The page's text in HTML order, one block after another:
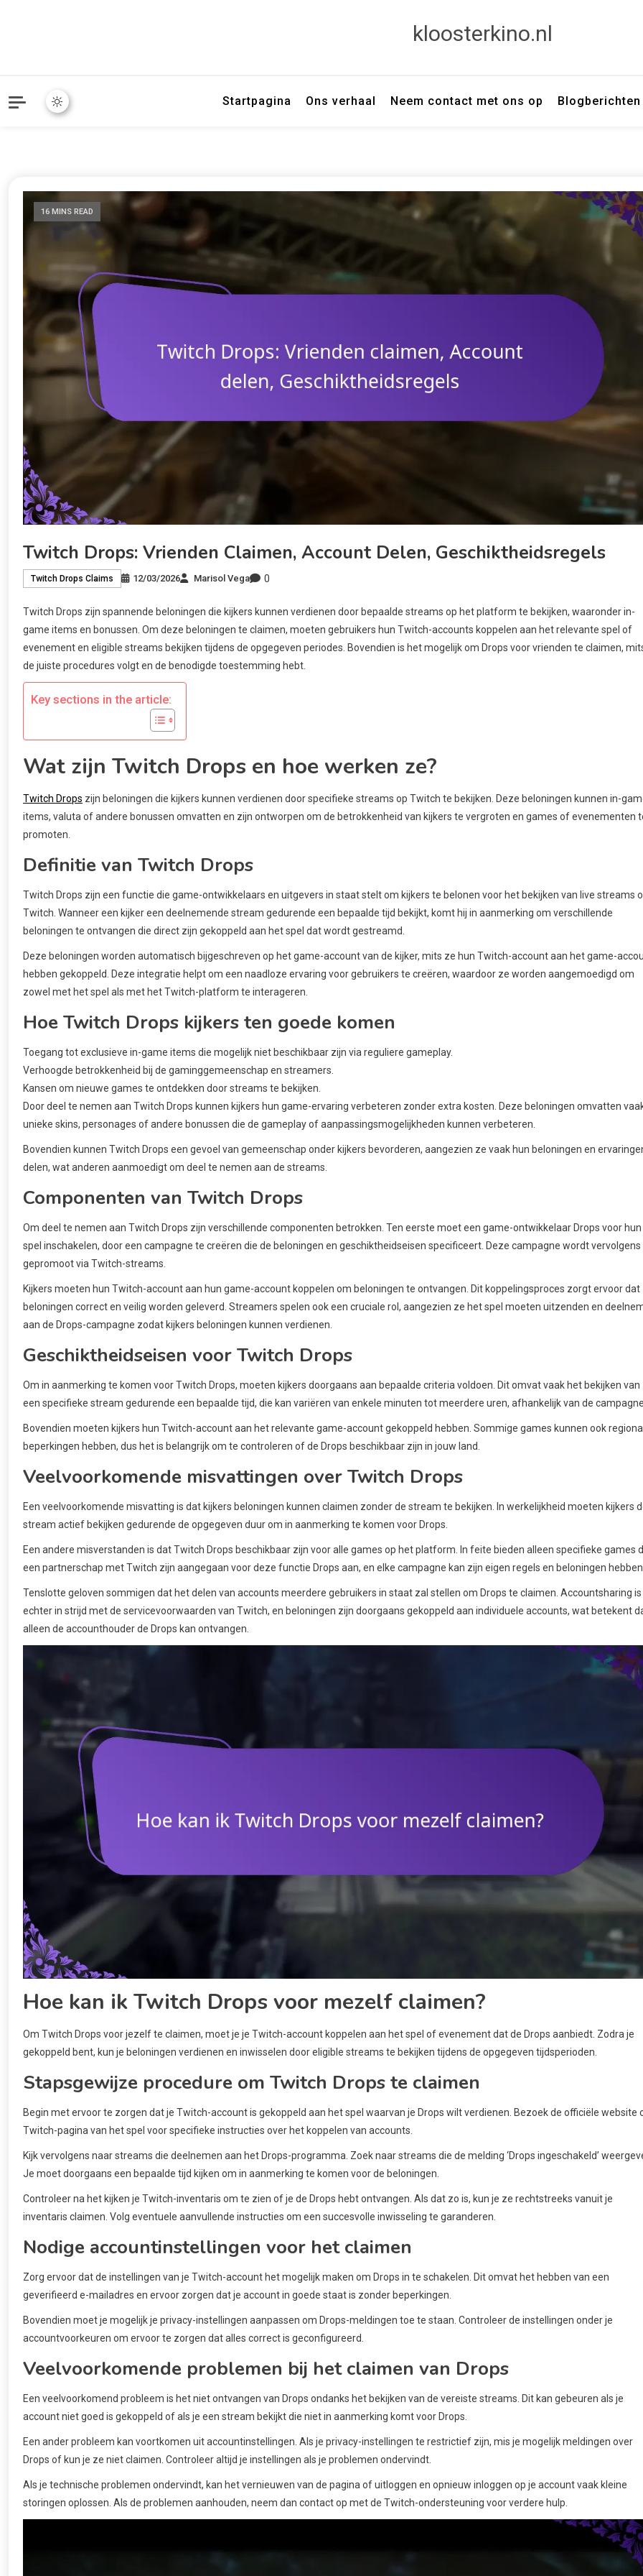
kloosterkino.nl
Startpagina Ons verhaal Neem contact met ons op Blogberichten
16 MINS READ
Twitch Drops: Vrienden Claimen, Account Delen, Geschiktheidsregels
Twitch Drops Claims 12/03/2026 Marisol Vega 0
Twitch Drops zijn spannende beloningen die kijkers kunnen verdienen door bepaalde streams op het platform te bekijken, waaronder in-
game items en bonussen. Om deze beloningen te claimen, moeten gebruikers hun Twitch-accounts koppelen aan het relevante spel of
evenement en eligible streams bekijken tijdens de opgegeven periodes. Bovendien is het mogelijk om Drops voor vrienden te claimen,
de juiste procedures volgt en de benodigde toestemming hebt.
Key sections in the article:
Wat zijn Twitch Drops en hoe werken ze?
Twitch Drops zijn beloningen die kijkers kunnen verdienen door specifieke streams op Twitch te bekijken. Deze beloningen kunnen in-
items, valuta of andere bonussen omvatten en zijn ontworpen om de betrokkenheid van kijkers te vergroten en games of evenementen
promoten.
Definitie van Twitch Drops
Twitch Drops zijn een functie die game-ontwikkelaars en uitgevers in staat stelt om kijkers te belonen voor het bekijken van live streams
Twitch. Wanneer een kijker een deelnemende stream gedurende een bepaalde tijd bekijkt, komt hij in aanmerking om verschillende
beloningen te ontvangen die direct zijn gekoppeld aan het spel dat wordt gestreamd.
Deze beloningen worden automatisch bijgeschreven op het game-account van de kijker, mits ze hun Twitch-account aan het game-
hebben gekoppeld. Deze integratie helpt om een naadloze ervaring voor gebruikers te creëren, waardoor ze worden aangemoedigd om
zowel met het spel als met het Twitch-platform te interageren.
Hoe Twitch Drops kijkers ten goede komen
Toegang tot exclusieve in-game items die mogelijk niet beschikbaar zijn via reguliere gameplay.
Verhoogde betrokkenheid bij de gaminggemeenschap en streamers.
Kansen om nieuwe games te ontdekken door streams te bekijken.
Door deel te nemen aan Twitch Drops kunnen kijkers hun game-ervaring verbeteren zonder extra kosten. Deze beloningen omvatten
unieke skins, personages of andere bonussen die de gameplay of aanpassingsmogelijkheden kunnen verbeteren.
Bovendien kunnen Twitch Drops een gevoel van gemeenschap onder kijkers bevorderen, aangezien ze vaak hun beloningen en
delen, wat anderen aanmoedigt om deel te nemen aan de streams.
Componenten van Twitch Drops
Om deel te nemen aan Twitch Drops zijn verschillende componenten betrokken. Ten eerste moet een game-ontwikkelaar Drops voor hun
spel inschakelen, door een campagne te creëren die de beloningen en geschiktheidseisen specificeert. Deze campagne wordt vervolgens
gepromoot via Twitch-streams.
Kijkers moeten hun Twitch-account aan hun game-account koppelen om beloningen te ontvangen. Dit koppelingsproces zorgt ervoor dat
beloningen correct en veilig worden geleverd. Streamers spelen ook een cruciale rol, aangezien ze het spel moeten uitzenden en
aan de Drops-campagne zodat kijkers beloningen kunnen verdienen.
Geschiktheidseisen voor Twitch Drops
Om in aanmerking te komen voor Twitch Drops, moeten kijkers doorgaans aan bepaalde criteria voldoen. Dit omvat vaak het bekijken van
een specifieke stream gedurende een bepaalde tijd, die kan variëren van enkele minuten tot meerdere uren, afhankelijk van de
Bovendien moeten kijkers hun Twitch-account aan het relevante game-account gekoppeld hebben. Sommige games kunnen ook
beperkingen hebben, dus het is belangrijk om te controleren of de Drops beschikbaar zijn in jouw land.
Veelvoorkomende misvattingen over Twitch Drops
Een veelvoorkomende misvatting is dat kijkers beloningen kunnen claimen zonder de stream te bekijken. In werkelijkheid moeten kijkers
stream actief bekijken gedurende de opgegeven duur om in aanmerking te komen voor Drops.
Een andere misverstanden is dat Twitch Drops beschikbaar zijn voor alle games op het platform. In feite bieden alleen specifieke games
een partnerschap met Twitch zijn aangegaan voor deze functie Drops aan, en elke campagne kan zijn eigen regels en beloningen
Tenslotte geloven sommigen dat het delen van accounts meerdere gebruikers in staat zal stellen om Drops te claimen. Accountsharing is
echter in strijd met de servicevoorwaarden van Twitch, en beloningen zijn doorgaans gekoppeld aan individuele accounts, wat betekent
alleen de accounthouder de Drops kan ontvangen.
Hoe kan ik Twitch Drops voor mezelf claimen?
Om Twitch Drops voor jezelf te claimen, moet je je Twitch-account koppelen aan het spel of evenement dat de Drops aanbiedt. Zodra je
gekoppeld bent, kun je beloningen verdienen en inwisselen door eligible streams te bekijken tijdens de opgegeven tijdsperioden.
Stapsgewijze procedure om Twitch Drops te claimen
Begin met ervoor te zorgen dat je Twitch-account is gekoppeld aan het spel waarvan je Drops wilt verdienen. Bezoek de officiële website
Twitch-pagina van het spel voor specifieke instructies over het koppelen van accounts.
Kijk vervolgens naar streams die deelnemen aan het Drops-programma. Zoek naar streams die de melding ‘Drops ingeschakeld’
Je moet doorgaans een bepaalde tijd kijken om in aanmerking te komen voor de beloningen.
Controleer na het kijken je Twitch-inventaris om te zien of je de Drops hebt ontvangen. Als dat zo is, kun je ze rechtstreeks vanuit je
inventaris claimen. Volg eventuele aanvullende instructies om een succesvolle inwisseling te garanderen.
Nodige accountinstellingen voor het claimen
Zorg ervoor dat de instellingen van je Twitch-account het mogelijk maken om Drops in te schakelen. Dit omvat het hebben van een
geverifieerd e-mailadres en ervoor zorgen dat je account in goede staat is zonder beperkingen.
Bovendien moet je mogelijk je privacy-instellingen aanpassen om Drops-meldingen toe te staan. Controleer de instellingen onder je
accountvoorkeuren om ervoor te zorgen dat alles correct is geconfigureerd.
Veelvoorkomende problemen bij het claimen van Drops
Een veelvoorkomend probleem is het niet ontvangen van Drops ondanks het bekijken van de vereiste streams. Dit kan gebeuren als je
account niet goed is gekoppeld of als je een stream bekijkt die niet in aanmerking komt voor Drops.
Een ander probleem kan voortkomen uit accountinstellingen. Als je privacy-instellingen te restrictief zijn, mis je mogelijk meldingen over
Drops of kun je ze niet claimen. Controleer altijd je instellingen als je problemen ondervindt.
Als je technische problemen ondervindt, kan het vernieuwen van de pagina of uitloggen en opnieuw inloggen op je account vaak kleine
storingen oplossen. Als de problemen aanhouden, neem dan contact op met de Twitch-ondersteuning voor verdere hulp.